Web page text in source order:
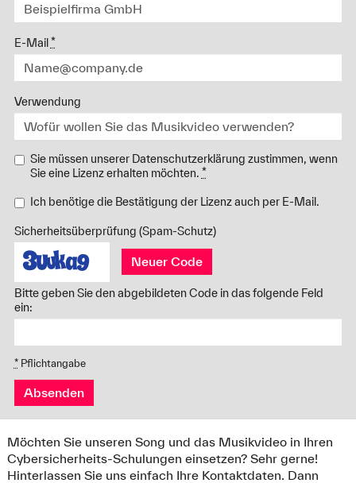
E-Mail *
Verwendung
Sie müssen unserer Datenschutzerklärung zustimmen, wenn
Sie eine Lizenz erhalten möchten. *
Ich benötige die Bestätigung der Lizenz auch per E-Mail.
Sicherheitsüberprüfung (Spam-Schutz)
Neuer Code
Bitte geben Sie den abgebildeten Code in das folgende Feld
ein:
*Pflichtangabe
Absenden
Möchten Sie unseren Song und das Musikvideo in Ihren
Cybersicherheits-Schulungen einsetzen? Sehr gerne!
Hinterlassen Sie uns einfach Ihre Kontaktdaten. Dann